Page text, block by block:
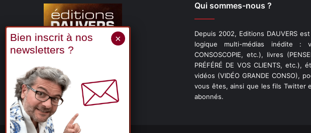
X LinkedinYouTube
Qui sommes-nous ?
Depuis 2002, Editions DAUVERS
logique multi-médias inédite :
CONSOSCOPIE, etc.), livres
PRÉFÉRÉ DE VOS CLIENTS, etc.),
vidéos (VIDÉO GRANDE CONSO),
vous êtes, ainsi que les fils Twitter
abonnés.